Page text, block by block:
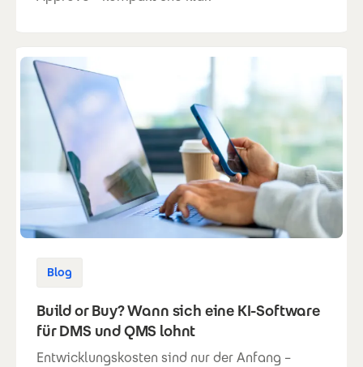
Blog
Build or Buy? Wann sich eine KI-Software
für DMS und QMS lohnt
Entwicklungskosten sind nur der Anfang –